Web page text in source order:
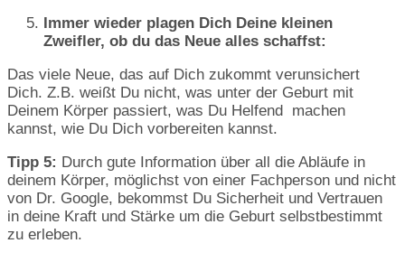
Immer wieder plagen Dich Deine kleinen
Zweifler, ob du das Neue alles schaffst:
Das viele Neue, das auf Dich zukommt verunsichert
Dich. Z.B. weißt Du nicht, was unter der Geburt mit
Deinem Körper passiert, was Du Helfend machen
kannst, wie Du Dich vorbereiten kannst.
Tipp 5: Durch gute Information über all die Abläufe in
deinem Körper, möglichst von einer Fachperson und nicht
von Dr. Google, bekommst Du Sicherheit und Vertrauen
in deine Kraft und Stärke um die Geburt selbstbestimmt
zu erleben.